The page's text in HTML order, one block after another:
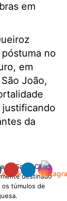
em
no
em
João,
justificando
da
de Santa Clara,
destinado
os túmulos de